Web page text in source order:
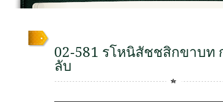
02-581 รโหนิสัชชสิกขาบท
ลับ